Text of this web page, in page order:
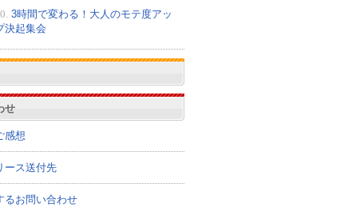
3時間で変わる！大人のモテ度アッ
決起集会
せ
感想
ース送付先
るお問い合わせ